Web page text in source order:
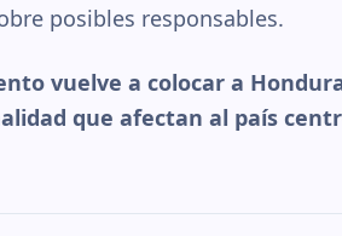
posibles responsables.
vuelve a colocar a
que afectan al país